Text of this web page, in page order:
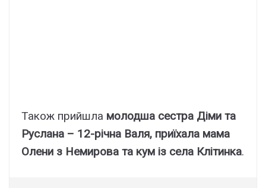
Також прийшла молодша сестра Діми та
Руслана – 12-річна Валя, приїхала мама
Олени з Немирова та кум із села Клітинка.